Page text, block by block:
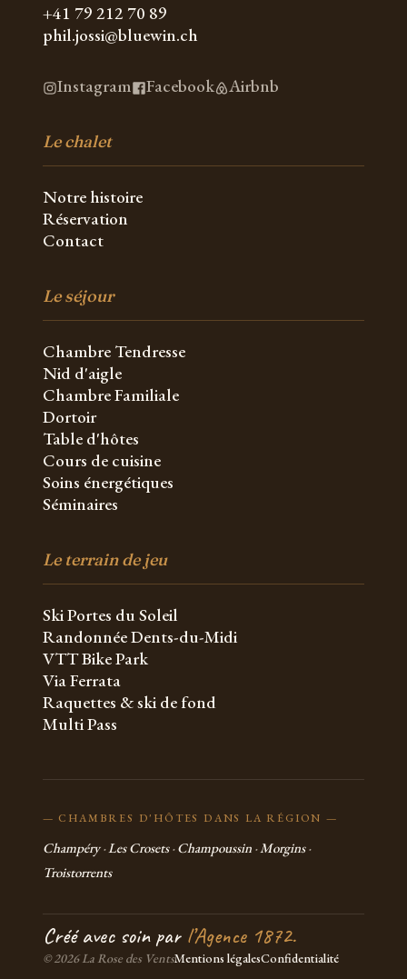
+41 79 212 70 89
phil.jossi@bluewin.ch
Instagram Facebook Airbnb
Le chalet
Notre histoire
Réservation
Contact
Le séjour
Chambre Tendresse
Nid d'aigle
Chambre Familiale
Dortoir
Table d'hôtes
Cours de cuisine
Soins énergétiques
Séminaires
Le terrain de jeu
Ski Portes du Soleil
Randonnée Dents-du-Midi
VTT Bike Park
Via Ferrata
Raquettes & ski de fond
Multi Pass
— CHAMBRES D'HÔTES DANS LA RÉGION —
Champéry·Les Crosets·Champoussin·Morgins·
Troistorrents
Créé avec soin par l’Agence 1872.
© 2026 La Rose des VentsMentions légalesConfidentialité